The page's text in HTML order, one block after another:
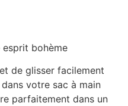
esprit bohème
de glisser facilement
votre sac à main
parfaitement dans un